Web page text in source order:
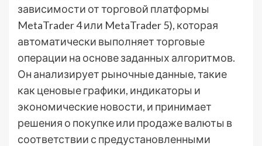
зависимости от торговой платформы
MetaTrader 4 или MetaTrader 5), которая
автоматически выполняет торговые
операции на основе заданных алгоритмов.
Он анализирует рыночные данные, такие
как ценовые графики, индикаторы и
экономические новости, и принимает
решения о покупке или продаже валюты в
соответствии с предустановленными